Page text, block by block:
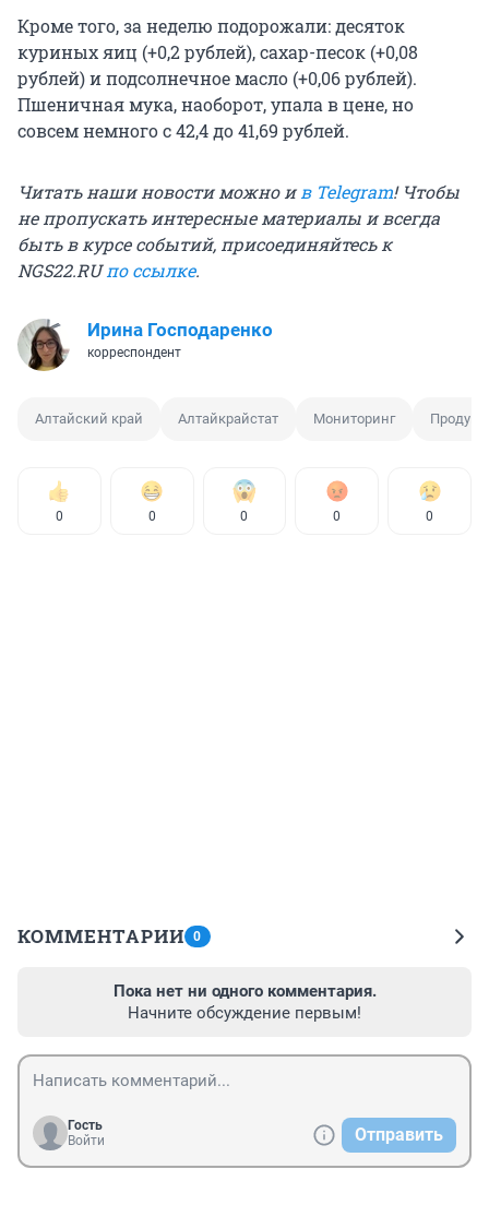
Кроме того, за неделю подорожали: десяток
куриных яиц (+0,2 рублей), сахар-песок (+0,08
рублей) и подсолнечное масло (+0,06 рублей).
Пшеничная мука, наоборот, упала в цене, но
совсем немного с 42,4 до 41,69 рублей.
Читать наши новости можно и в Telegram! Чтобы
не пропускать интересные материалы и всегда
быть в курсе событий, присоединяйтесь к
NGS22.RUпо ссылке.
Ирина Господаренко
корреспондент
Алтайский край Алтайкрайстат Мониторинг
0 0 0 0 0
КОММЕНТАРИИ 0
Пока нет ни одного комментария.
Начните обсуждение первым!
Гость
Войти
Отправить